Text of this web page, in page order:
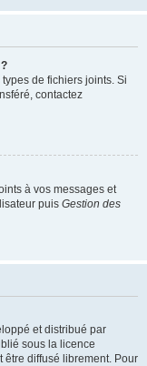
de fichiers joints. Si
contactez
à vos messages et
puis Gestion des
et distribué par
sous la licence
être diffusé librement. Pour